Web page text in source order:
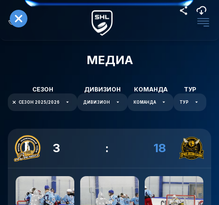
МЕДИА
СЕЗОН
СЕЗОН 2025/2026
ДИВИЗИОН
ДИВИЗИОН
КОМАНДА
КОМАНДА
ТУР
ТУР
3 : 18